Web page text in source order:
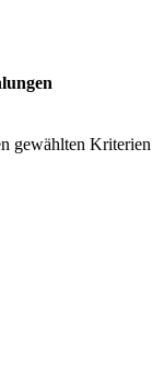
gewählten Kriterien